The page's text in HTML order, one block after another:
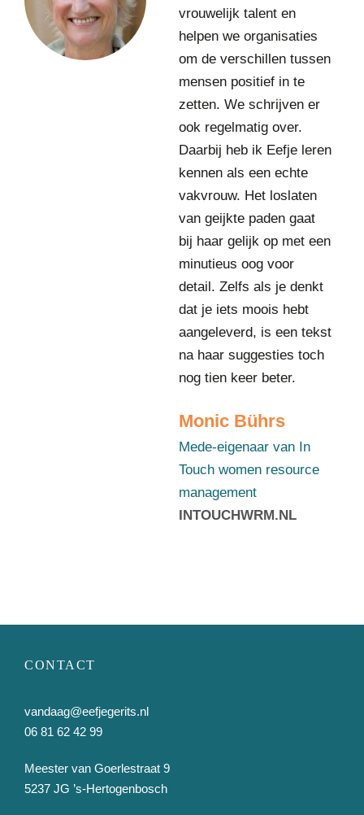
s
s
i
o
a
l
s
B
V
c
B
h
r
s
M
d
e
-
g
e
n
a
a
r
v
a
n
T
o
u
c
h
r
vrouwelijk talent en
helpen we organisaties
om de verschillen tussen
mensen positief in te
zetten. We schrijven er
ook regelmatig over.
Daarbij heb ik Eefje leren
kennen als een echte
vakvrouw. Het loslaten
van geijkte paden gaat
bij haar gelijk op met een
minutieus oog voor
detail. Zelfs als je denkt
dat je iets moois hebt
aangeleverd, is een tekst
na haar suggesties toch
nog tien keer beter.
Monic Bührs
Mede-eigenaar van In
Touch women resource
management
INTOUCHWRM.NL
CONTACT
vandaag@eefjegerits.nl
06 81 62 42 99
Meester van Goerlestraat 9
5237 JG ’s-Hertogenbosch